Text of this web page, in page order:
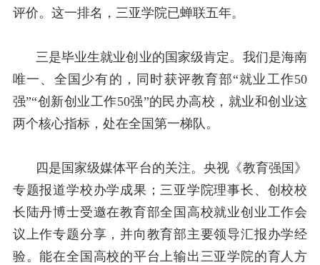
评价。这一排名，三亚学院已蝉联五年。
三是毕业生就业创业的国家级肯定。我们是海南
唯一、全国少有的，同时获评教育部“就业工作50
强”“创新创业工作50强”的民办高校，就业和创业这
两个核心指标，处在全国第一梯队。
四是国家级媒体平台的关注。央视《教育强国》
专题报道学校办学成果；三亚学院理事长、创校校
长陆丹博士受邀在教育部全国高校就业创业工作会
议上作专题分享，并向教育部主要领导汇报办学经
验。能在全国高校的平台上输出三亚学院的育人方